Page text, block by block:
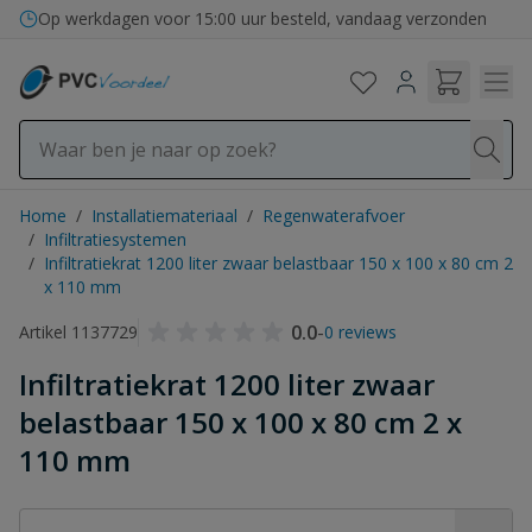
Ga naar de inhoud
Op werkdagen voor 15:00 uur besteld, vandaag verzonden
Home / Installatiemateriaal / Regenwaterafvoer
/ Infiltratiesystemen
/ Infiltratiekrat 1200 liter zwaar belastbaar 150 x 100 x 80 cm 2
x 110 mm
Artikel 1137729
0.0-0 reviews
Infiltratiekrat 1200 liter zwaar
belastbaar 150 x 100 x 80 cm 2 x
110 mm